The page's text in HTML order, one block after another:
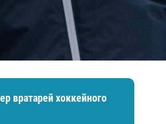
вратарей хоккейного